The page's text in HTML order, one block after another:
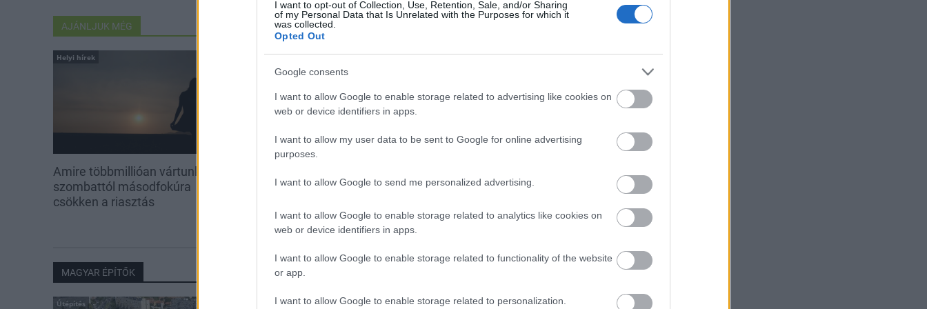
I want to opt-out of Collection, Use, Retention, Sale, and/or Sharing
of my Personal Data that Is Unrelated with the Purposes for which it
was collected.
Opted Out
Google consents
I want to allow Google to enable storage related to advertising like cookies on
web or device identifiers in apps.
I want to allow my user data to be sent to Google for online advertising
purposes.
I want to allow Google to send me personalized advertising.
I want to allow Google to enable storage related to analytics like cookies on
web or device identifiers in apps.
I want to allow Google to enable storage related to functionality of the website
or app.
I want to allow Google to enable storage related to personalization.
AJÁNLJUK MÉG
Helyi hírek
Amire többmillióan vártunk:
szombattól másodfokúra
csökken a riasztás
Országos hírek
továbbképzésekkel erősít a Gál
MAGYAR ÉPÍTŐK
Útépítés
Paks II.: Mit jelent az 5. blokk új